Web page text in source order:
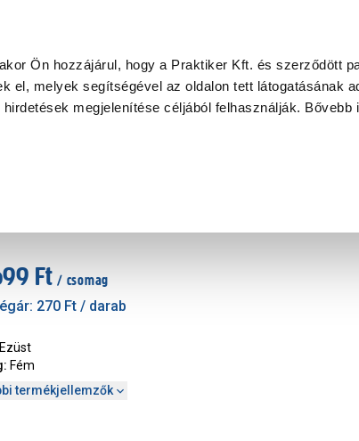
Ön hozzájárul, hogy a Praktiker Kft. és szerződött
el, melyek segítségével az oldalon tett látogatásának
megjelenítése céljából felhasználják. Bővebb
Professional Szakiajánló Ügyintézés és Információ
Ft / csomag
270 Ft / darab
Ezüst
: Fém
termékjellemzők